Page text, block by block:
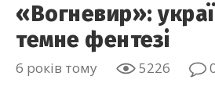
«Вогневир»:
темне фентезі
6 років тому 5226